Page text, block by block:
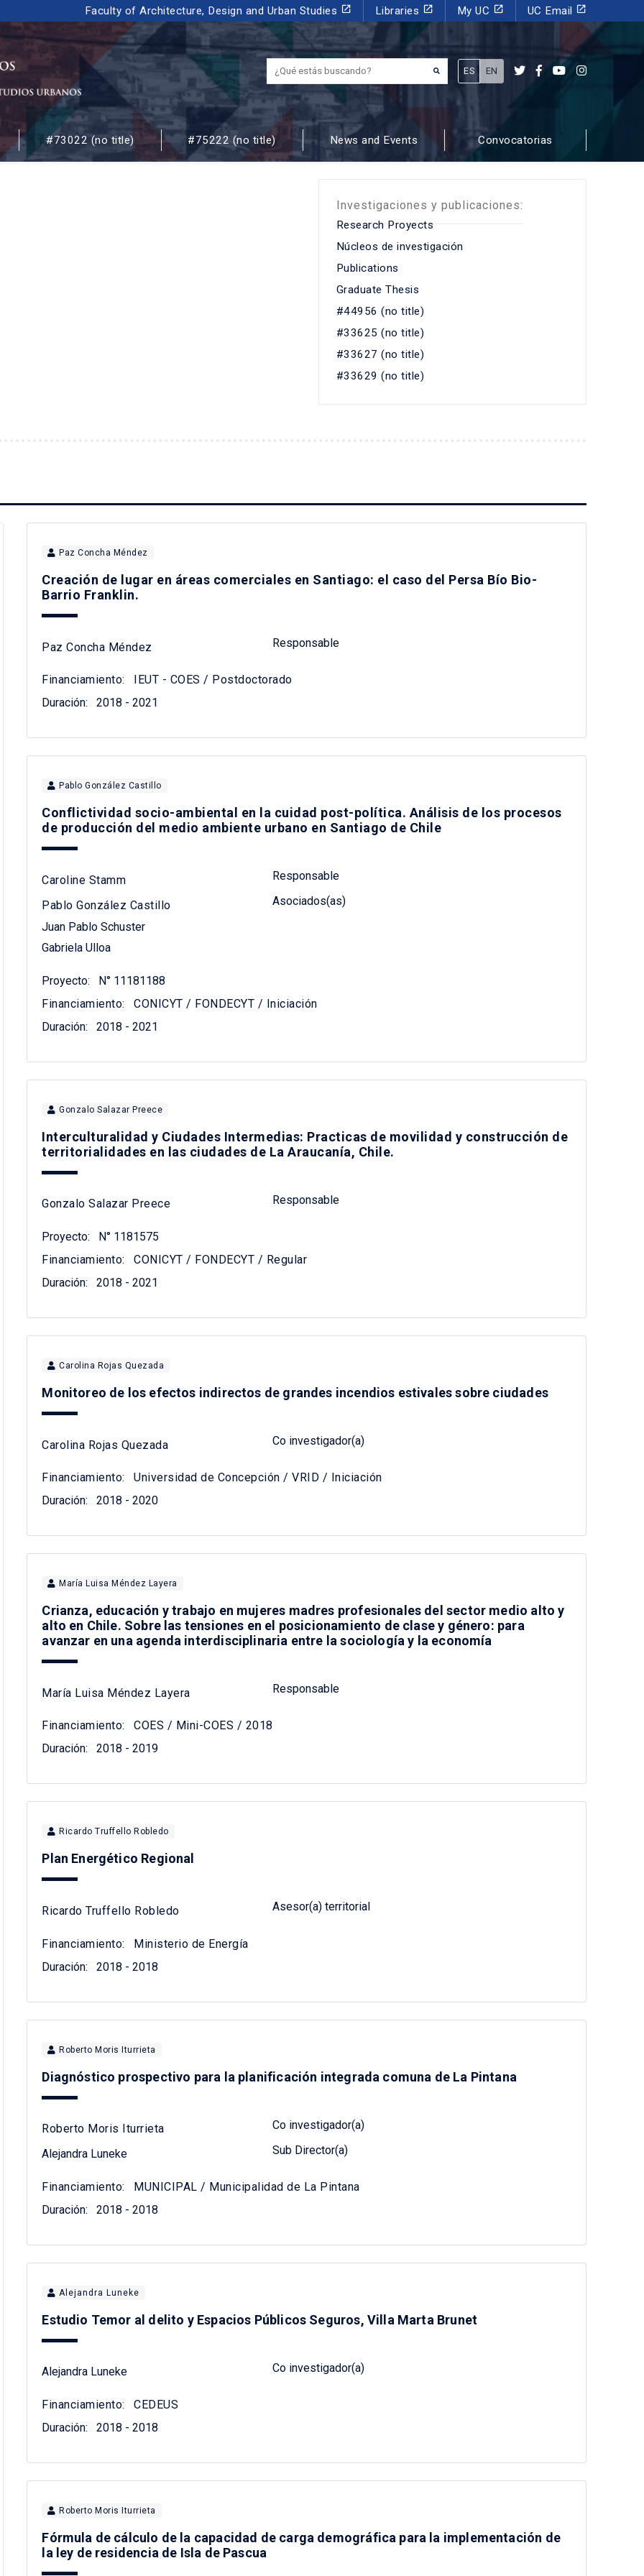
Faculty of Architecture, Design and Urban Studies launch Libraries launch My UC launch UC Email launch
¿Qué estás buscando?
ES EN
#73022 (no title) #75222 (no title) News and Events Convocatorias
Investigaciones y publicaciones:
Research Proyects
Núcleos de investigación
Publications
Graduate Thesis
#44956 (no title)
#33625 (no title)
#33627 (no title)
#33629 (no title)
Paz Concha Méndez
Creación de lugar en áreas comerciales en Santiago: el caso del Persa Bío Bio-
Barrio Franklin.
Paz Concha Méndez Responsable
Financiamiento:
IEUT - COES / Postdoctorado
Duración:
2018 - 2021
Pablo González Castillo
Conflictividad socio-ambiental en la cuidad post-política. Análisis de los procesos
de producción del medio ambiente urbano en Santiago de Chile
Caroline Stamm Responsable
Pablo González Castillo
Juan Pablo Schuster
Gabriela Ulloa
Asociados(as)
Proyecto:
N° 11181188
Financiamiento:
CONICYT / FONDECYT / Iniciación
Duración:
2018 - 2021
Gonzalo Salazar Preece
Interculturalidad y Ciudades Intermedias: Practicas de movilidad y construcción de
territorialidades en las ciudades de La Araucanía, Chile.
Gonzalo Salazar Preece Responsable
Proyecto:
N° 1181575
Financiamiento:
CONICYT / FONDECYT / Regular
Duración:
2018 - 2021
Carolina Rojas Quezada
Monitoreo de los efectos indirectos de grandes incendios estivales sobre ciudades
Carolina Rojas Quezada Co investigador(a)
Financiamiento:
Universidad de Concepción / VRID / Iniciación
Duración:
2018 - 2020
María Luisa Méndez Layera
Crianza, educación y trabajo en mujeres madres profesionales del sector medio alto y
alto en Chile. Sobre las tensiones en el posicionamiento de clase y género: para
avanzar en una agenda interdisciplinaria entre la sociología y la economía
María Luisa Méndez Layera Responsable
Financiamiento:
COES / Mini-COES / 2018
Duración:
2018 - 2019
Ricardo Truffello Robledo
Plan Energético Regional
Ricardo Truffello Robledo Asesor(a) territorial
Financiamiento:
Ministerio de Energía
Duración:
2018 - 2018
Roberto Moris Iturrieta
Diagnóstico prospectivo para la planificación integrada comuna de La Pintana
Roberto Moris Iturrieta Co investigador(a)
Alejandra Luneke Sub Director(a)
Financiamiento:
MUNICIPAL / Municipalidad de La Pintana
Duración:
2018 - 2018
Alejandra Luneke
Estudio Temor al delito y Espacios Públicos Seguros, Villa Marta Brunet
Alejandra Luneke Co investigador(a)
Financiamiento:
CEDEUS
Duración:
2018 - 2018
Roberto Moris Iturrieta
Fórmula de cálculo de la capacidad de carga demográfica para la implementación de
la ley de residencia de Isla de Pascua